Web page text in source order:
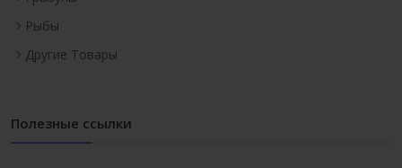
Рыбы
Другие Товары
Полезные ссылки